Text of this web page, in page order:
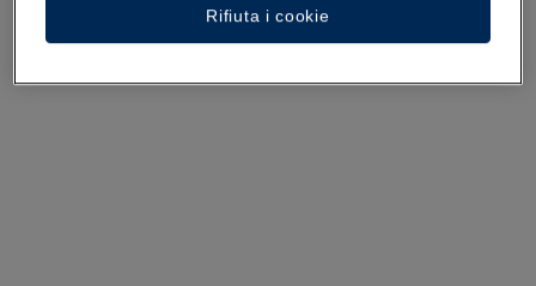
Rifiuta i cookie